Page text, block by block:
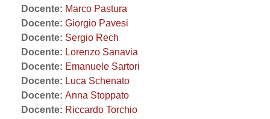
Docente: Marco Pastura
Docente: Giorgio Pavesi
Docente: Sergio Rech
Docente: Lorenzo Sanavia
Docente: Emanuele Sartori
Docente: Luca Schenato
Docente: Anna Stoppato
Docente: Riccardo Torchio